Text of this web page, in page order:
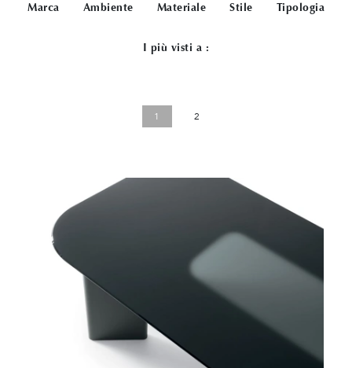
Marca Ambiente Materiale Stile Tipologia
I più visti a :
1 2